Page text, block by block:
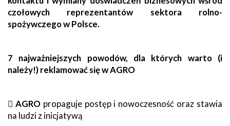
czołowych reprezentantów sektora rolno-
spożywczego w Polsce.
7 najważniejszych powodów, dla których warto (i
należy!) reklamować się w AGRO
 AGROpropaguje postęp i nowoczesność oraz stawia
na ludzi z inicjatywą